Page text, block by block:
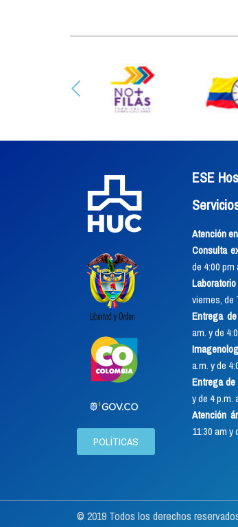
POLÍTICAS
ESE
Atención
Consulta
de 4:00 pm
viernes, de
Entrega
am. y de
a.m. y de
Entrega
y de 4 p.m.
Atención
11:30 am y
© 2019 Todos los derechos